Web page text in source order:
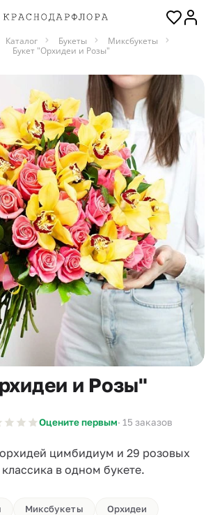
Каталог Букеты
Миксбукеты
Букет "Орхидеи и Розы"
и Розы"
Оцените первым· 15 заказов
цимбидиум и 29 розовых
в одном букете.
Миксбукеты Орхидеи